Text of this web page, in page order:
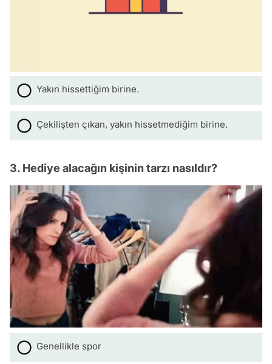
Yakın hissettiğim birine.
Çekilişten çıkan, yakın hissetmediğim birine.
3. Hediye alacağın kişinin tarzı nasıldır?
Genellikle spor